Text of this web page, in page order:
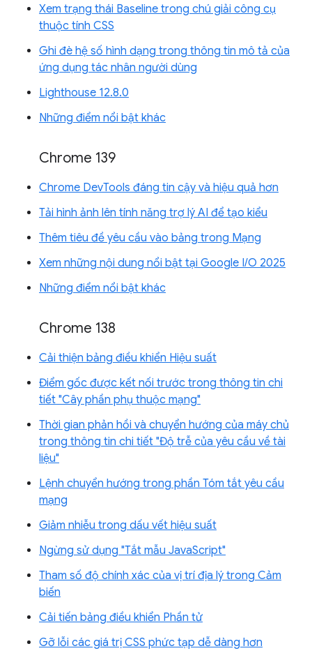
Xem trạng thái Baseline trong chú giải công cụ
thuộc tính CSS
Ghi đè hệ số hình dạng trong thông tin mô tả của
ứng dụng tác nhân người dùng
Lighthouse 12.8.0
Những điểm nổi bật khác
Chrome 139
Chrome DevTools đáng tin cậy và hiệu quả hơn
Tải hình ảnh lên tính năng trợ lý AI để tạo kiểu
Thêm tiêu đề yêu cầu vào bảng trong Mạng
Xem những nội dung nổi bật tại Google I/O 2025
Những điểm nổi bật khác
Chrome 138
Cải thiện bảng điều khiển Hiệu suất
Điểm gốc được kết nối trước trong thông tin chi
tiết "Cây phần phụ thuộc mạng"
Thời gian phản hồi và chuyển hướng của máy chủ
trong thông tin chi tiết "Độ trễ của yêu cầu về tài
liệu"
Lệnh chuyển hướng trong phần Tóm tắt yêu cầu
mạng
Giảm nhiễu trong dấu vết hiệu suất
Ngừng sử dụng "Tắt mẫu JavaScript"
Tham số độ chính xác của vị trí địa lý trong Cảm
biến
Cải tiến bảng điều khiển Phần tử
Gỡ lỗi các giá trị CSS phức tạp dễ dàng hơn